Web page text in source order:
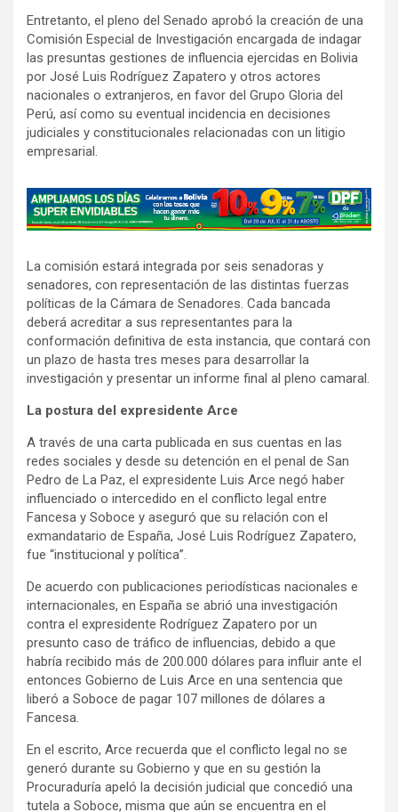
Entretanto, el pleno del Senado aprobó la creación de una
Comisión Especial de Investigación encargada de indagar
las presuntas gestiones de influencia ejercidas en Bolivia
por José Luis Rodríguez Zapatero y otros actores
nacionales o extranjeros, en favor del Grupo Gloria del
Perú, así como su eventual incidencia en decisiones
judiciales y constitucionales relacionadas con un litigio
empresarial.
A
d
e
r
t
i
s
e
m
n
t
:
La comisión estará integrada por seis senadoras y
senadores, con representación de las distintas fuerzas
políticas de la Cámara de Senadores. Cada bancada
deberá acreditar a sus representantes para la
conformación definitiva de esta instancia, que contará con
un plazo de hasta tres meses para desarrollar la
investigación y presentar un informe final al pleno camaral.
La postura del expresidente Arce
A través de una carta publicada en sus cuentas en las
redes sociales y desde su detención en el penal de San
Pedro de La Paz, el expresidente Luis Arce negó haber
influenciado o intercedido en el conflicto legal entre
Fancesa y Soboce y aseguró que su relación con el
exmandatario de España, José Luis Rodríguez Zapatero,
fue “institucional y política”.
De acuerdo con publicaciones periodísticas nacionales e
internacionales, en España se abrió una investigación
contra el expresidente Rodríguez Zapatero por un
presunto caso de tráfico de influencias, debido a que
habría recibido más de 200.000 dólares para influir ante el
entonces Gobierno de Luis Arce en una sentencia que
liberó a Soboce de pagar 107 millones de dólares a
Fancesa.
En el escrito, Arce recuerda que el conflicto legal no se
generó durante su Gobierno y que en su gestión la
Procuraduría apeló la decisión judicial que concedió una
tutela a Soboce, misma que aún se encuentra en el